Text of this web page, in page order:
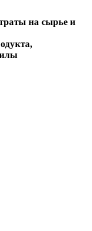
на сырье и